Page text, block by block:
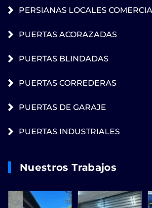
PERSIANAS LOCALES
PUERTAS ACORAZADAS
PUERTAS BLINDADAS
PUERTAS CORREDERAS
PUERTAS DE GARAJE
PUERTAS INDUSTRIALES
Nuestros Trabajos